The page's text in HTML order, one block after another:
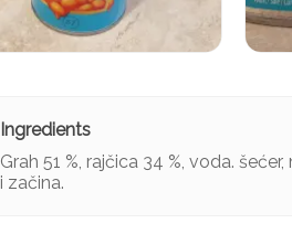
Grah 51 %, rajčica 34 %, voda.
i začina.